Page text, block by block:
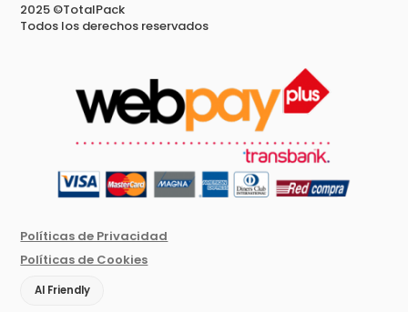
2025 ©TotalPack
Todos los derechos reservados
Políticas de Privacidad
Políticas de Cookies
AI Friendly